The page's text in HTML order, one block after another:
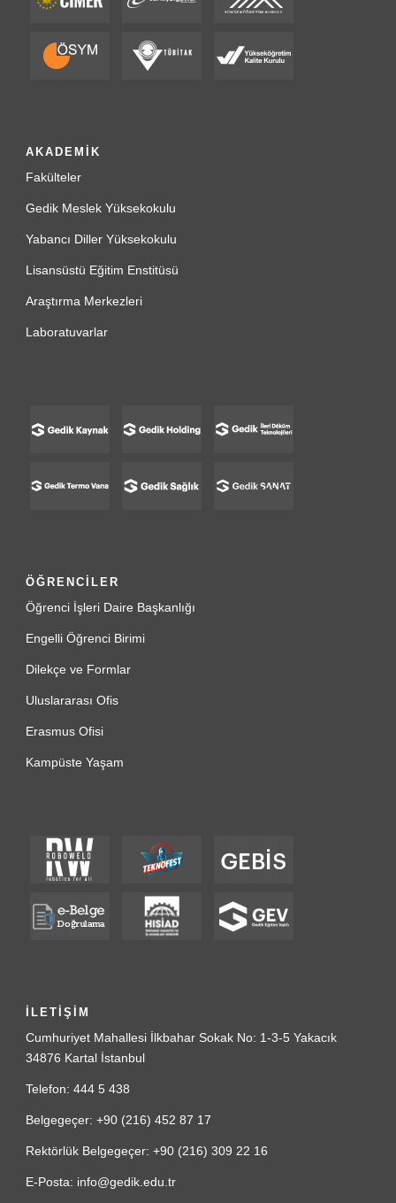
AKADEMİK
Fakülteler
Gedik Meslek Yüksekokulu
Yabancı Diller Yüksekokulu
Lisansüstü Eğitim Enstitüsü
Araştırma Merkezleri
Laboratuvarlar
ÖĞRENCİLER
Öğrenci İşleri Daire Başkanlığı
Engelli Öğrenci Birimi
Dilekçe ve Formlar
Uluslararası Ofis
Erasmus Ofisi
Kampüste Yaşam
İLETİŞİM
Cumhuriyet Mahallesi İlkbahar Sokak No: 1-3-5 Yakacık
34876 Kartal İstanbul
Telefon: 444 5 438
Belgegeçer: +90 (216) 452 87 17
Rektörlük Belgegeçer: +90 (216) 309 22 16
E-Posta: info@gedik.edu.tr